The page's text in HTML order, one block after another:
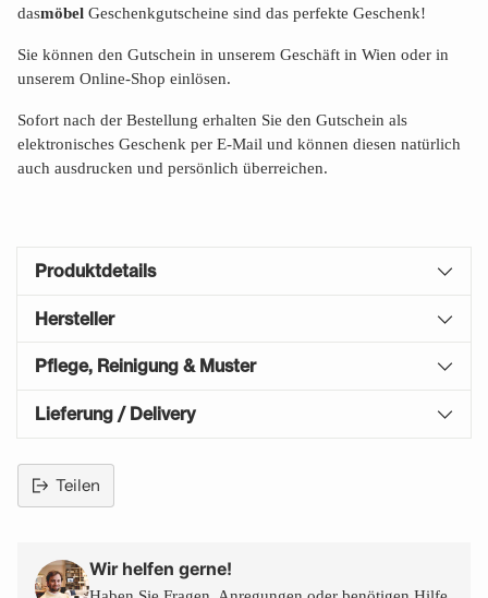
dasmöbel Geschenkgutscheine sind das perfekte Geschenk!
Sie können den Gutschein in unserem Geschäft in Wien oder in
unserem Online-Shop einlösen.
Sofort nach der Bestellung erhalten Sie den Gutschein als
elektronisches Geschenk per E-Mail und können diesen natürlich
auch ausdrucken und persönlich überreichen.
Produktdetails
Hersteller
Pflege, Reinigung & Muster
Lieferung / Delivery
Teilen
den
Warenkorb
Wir helfen gerne!